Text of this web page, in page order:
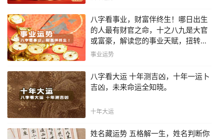
八字看事业，财富伴终生！哪日出生
的人最有财官之命，十之八九是大官
或富豪，解读您的事业天赋，扭转当
下不利困局！！
事业运势
八字看大运 十年测吉凶，十年一运卜
吉凶，未来命运全知晓。
十年大运
姓名藏运势 五格解一生，姓名判断你